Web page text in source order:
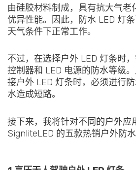
由硅胶材料制成，具有抗大气老
优异性能。因此，防水 LED 灯
天气条件下正常工作。
不过，在选择户外 LED 灯条时
控制器和 LED 电源的防水等级
接户外 LED 灯条时，必须进行
水造成短路。
接下来，我将针对不同的户外应
SignliteLED 的五款热销户外防水